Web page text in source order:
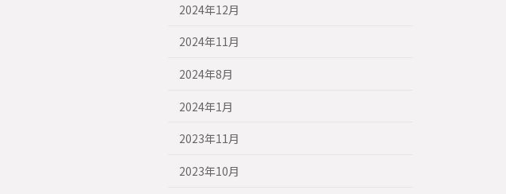
2024年12月
2024年11月
2024年8月
2024年1月
2023年11月
2023年10月